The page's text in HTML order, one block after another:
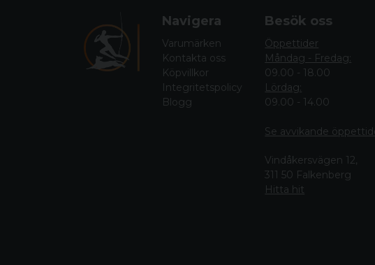
Navigera
Varumärken
Kontakta oss
Köpvillkor
Integritetspolicy
Blogg
Besök oss
Öppettider
Måndag - Fredag:
09.00 - 18.00
Lördag:
09.00 - 14.00
Se avvikande
Vindåkersvägen 12,
311 50 Falkenberg
Hitta hit